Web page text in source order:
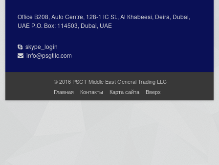
Office В208, Auto Centre, 128-1 lC St., Al Кhabeesi, Deira, Dubai,
UAE Р.О. Вох: 114503, Dubai, UAE
skype_login
info@psgtllc.com
© 2016 PSGT Middle East General Trading LLC
Главная
Контакты Карта сайта Вверх